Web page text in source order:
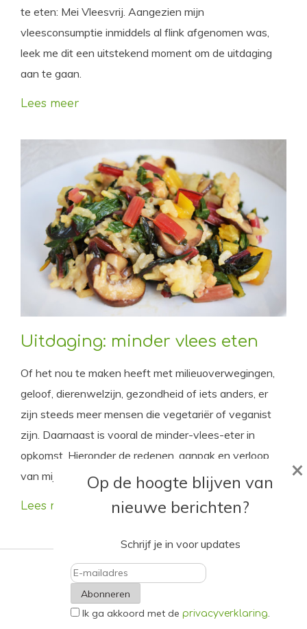
te eten: Mei Vleesvrij. Aangezien mijn
vleesconsumptie inmiddels al flink afgenomen was,
leek me dit een uitstekend moment om de uitdaging
aan te gaan.
Lees meer
Uitdaging: minder vlees eten
Of het nou te maken heeft met milieuoverwegingen,
geloof, dierenwelzijn, gezondheid of iets anders, er
zijn steeds meer mensen die vegetariër of veganist
zijn. Daarnaast is vooral de minder-vlees-eter in
opkomst. Hieronder de redenen, aanpak en verloop
van mijn eigen ervaringen van het minder vlees eten.
Lees meer
Op de hoogte blijven van
nieuwe berichten?
Schrijf je in voor updates
E-
mailadres
Ik ga akkoord met de privacyverklaring.
×